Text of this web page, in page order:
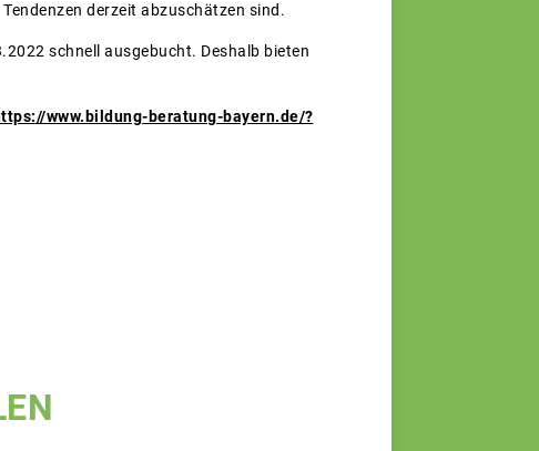
derzeit abzuschätzen sind.
schnell ausgebucht. Deshalb bieten
www.bildung-beratung-bayern.de/?